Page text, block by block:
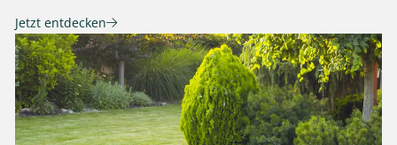
Jetzt entdecken